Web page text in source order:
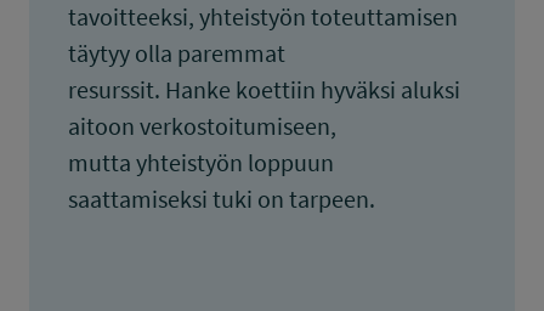
tavoitteeksi, yhteistyön toteuttamisen
täytyy olla paremmat
resurssit. Hanke koettiin hyväksi aluksi
aitoon verkostoitumiseen,
mutta yhteistyön loppuun
saattamiseksi tuki on tarpeen.